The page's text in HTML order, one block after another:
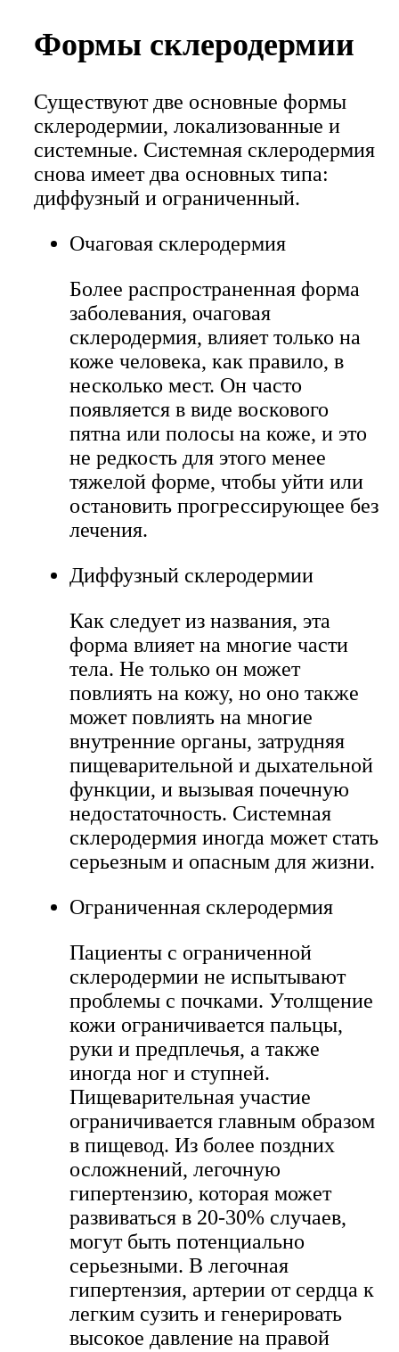
Формы склеродермии
Существуют две основные формы
склеродермии, локализованные и
системные. Системная склеродермия
снова имеет два основных типа:
диффузный и ограниченный.
Очаговая склеродермия
Более распространенная форма
заболевания, очаговая
склеродермия, влияет только на
коже человека, как правило, в
несколько мест. Он часто
появляется в виде воскового
пятна или полосы на коже, и это
не редкость для этого менее
тяжелой форме, чтобы уйти или
остановить прогрессирующее без
лечения.
Диффузный склеродермии
Как следует из названия, эта
форма влияет на многие части
тела. Не только он может
повлиять на кожу, но оно также
может повлиять на многие
внутренние органы, затрудняя
пищеварительной и дыхательной
функции, и вызывая почечную
недостаточность. Системная
склеродермия иногда может стать
серьезным и опасным для жизни.
Ограниченная склеродермия
Пациенты с ограниченной
склеродермии не испытывают
проблемы с почками. Утолщение
кожи ограничивается пальцы,
руки и предплечья, а также
иногда ног и ступней.
Пищеварительная участие
ограничивается главным образом
в пищевод. Из более поздних
осложнений, легочную
гипертензию, которая может
развиваться в 20-30% случаев,
могут быть потенциально
серьезными. В легочная
гипертензия, артерии от сердца к
легким сузить и генерировать
высокое давление на правой